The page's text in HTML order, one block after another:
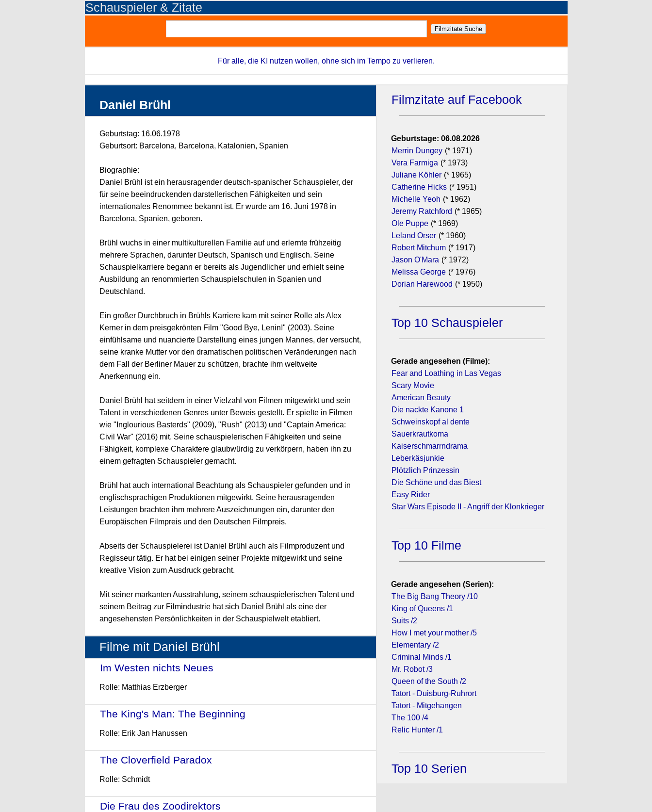
Schauspieler & Zitate
Für alle, die KI nutzen wollen, ohne sich im Tempo zu verlieren.
Daniel Brühl
Geburtstag: 16.06.1978
Geburtsort: Barcelona, Barcelona, Katalonien, Spanien
Biographie:
Daniel Brühl ist ein herausragender deutsch-spanischer Schauspieler, der
für seine beeindruckenden darstellerischen Fähigkeiten und sein
internationales Renommee bekannt ist. Er wurde am 16. Juni 1978 in
Barcelona, Spanien, geboren.
Brühl wuchs in einer multikulturellen Familie auf und erlernte frühzeitig
mehrere Sprachen, darunter Deutsch, Spanisch und Englisch. Seine
Schauspielkarriere begann er bereits als Jugendlicher und erhielt seine
Ausbildung an renommierten Schauspielschulen in Spanien und
Deutschland.
Ein großer Durchbruch in Brühls Karriere kam mit seiner Rolle als Alex
Kerner in dem preisgekrönten Film "Good Bye, Lenin!" (2003). Seine
einfühlsame und nuancierte Darstellung eines jungen Mannes, der versucht,
seine kranke Mutter vor den dramatischen politischen Veränderungen nach
dem Fall der Berliner Mauer zu schützen, brachte ihm weltweite
Anerkennung ein.
Daniel Brühl hat seitdem in einer Vielzahl von Filmen mitgewirkt und sein
Talent in verschiedenen Genres unter Beweis gestellt. Er spielte in Filmen
wie "Inglourious Basterds" (2009), "Rush" (2013) und "Captain America:
Civil War" (2016) mit. Seine schauspielerischen Fähigkeiten und seine
Fähigkeit, komplexe Charaktere glaubwürdig zu verkörpern, haben ihn zu
einem gefragten Schauspieler gemacht.
Brühl hat auch international Beachtung als Schauspieler gefunden und in
englischsprachigen Produktionen mitgewirkt. Seine herausragenden
Leistungen brachten ihm mehrere Auszeichnungen ein, darunter den
Europäischen Filmpreis und den Deutschen Filmpreis.
Abseits der Schauspielerei ist Daniel Brühl auch als Filmproduzent und
Regisseur tätig. Er hat bei einigen seiner Projekte mitgewirkt und seine
kreative Vision zum Ausdruck gebracht.
Mit seiner markanten Ausstrahlung, seinem schauspielerischen Talent und
seinem Beitrag zur Filmindustrie hat sich Daniel Brühl als eine der
angesehensten Persönlichkeiten in der Schauspielwelt etabliert.
Filme mit Daniel Brühl
Im Westen nichts Neues
Rolle: Matthias Erzberger
The King's Man: The Beginning
Rolle: Erik Jan Hanussen
The Cloverfield Paradox
Rolle: Schmidt
Die Frau des Zoodirektors
Filmzitate auf Facebook
Geburtstage: 06.08.2026
Merrin Dungey (* 1971)
Vera Farmiga (* 1973)
Juliane Köhler (* 1965)
Catherine Hicks (* 1951)
Michelle Yeoh (* 1962)
Jeremy Ratchford (* 1965)
Ole Puppe (* 1969)
Leland Orser (* 1960)
Robert Mitchum (* 1917)
Jason O'Mara (* 1972)
Melissa George (* 1976)
Dorian Harewood (* 1950)
Top 10 Schauspieler
Gerade angesehen (Filme):
Fear and Loathing in Las Vegas
Scary Movie
American Beauty
Die nackte Kanone 1
Schweinskopf al dente
Sauerkrautkoma
Kaiserschmarrndrama
Leberkäsjunkie
Plötzlich Prinzessin
Die Schöne und das Biest
Easy Rider
Star Wars Episode II - Angriff der Klonkrieger
Top 10 Filme
Gerade angesehen (Serien):
The Big Bang Theory /10
King of Queens /1
Suits /2
How I met your mother /5
Elementary /2
Criminal Minds /1
Mr. Robot /3
Queen of the South /2
Tatort - Duisburg-Ruhrort
Tatort - Mitgehangen
The 100 /4
Relic Hunter /1
Top 10 Serien